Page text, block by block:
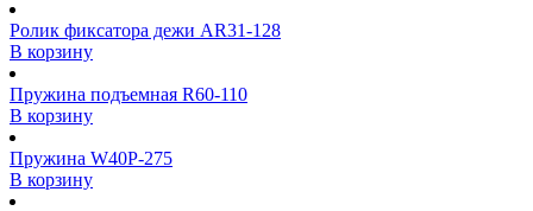
Ролик фиксатора дежи AR31-128
В корзину
Пружина подъемная R60-110
В корзину
Пружина W40P-275
В корзину